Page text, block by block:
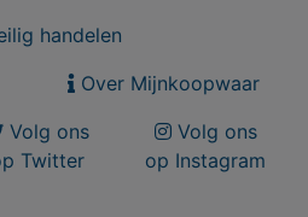
handelen
Over Mijnkoopwaar
Volg ons
Twitter
Volg ons
op Instagram